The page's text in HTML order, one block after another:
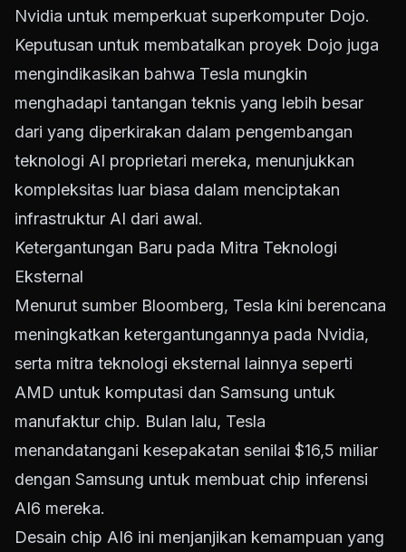
Nvidia untuk memperkuat superkomputer Dojo.
Keputusan untuk membatalkan proyek Dojo juga
mengindikasikan bahwa Tesla mungkin
menghadapi tantangan teknis yang lebih besar
dari yang diperkirakan dalam pengembangan
teknologi AI proprietari mereka, menunjukkan
kompleksitas luar biasa dalam menciptakan
infrastruktur AI dari awal.
Ketergantungan Baru pada Mitra Teknologi
Eksternal
Menurut sumber Bloomberg, Tesla kini berencana
meningkatkan ketergantungannya pada Nvidia,
serta mitra teknologi eksternal lainnya seperti
AMD untuk komputasi dan Samsung untuk
manufaktur chip. Bulan lalu, Tesla
menandatangani kesepakatan senilai $16,5 miliar
dengan Samsung untuk membuat chip inferensi
AI6 mereka.
Desain chip AI6 ini menjanjikan kemampuan yang